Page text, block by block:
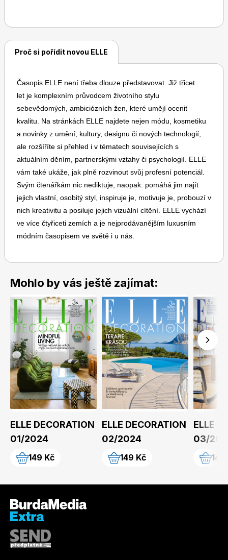
Dětské časopisy
Burda Best of
Burda Kids
Toprecepty.cz
Proč si pořídit novou ELLE
Časopis ELLE není třeba dlouze představovat. Již třicet
let je komplexním průvodcem životního stylu
sebevědomých, ambiciózních žen, které umějí ocenit
kvalitu. Na stránkách ELLE najdete nejen módu, kosmetiku
a novinky z umění, kultury, designu či nových technologií,
ale rozšíříte si přehled i v tématech souvisejících s
aktuálním děním, partnerskými vztahy či psychologií. ELLE
vám také ukáže, jak plně rozvinout svůj profesní potenciál.
Svým čtenářkám nic nediktuje, naopak: pomáhá jim najít
jejich vlastní, osobitý styl, inspiruje je, motivuje je, probouzí v
nich kreativitu a posiluje jejich vizuální cítění. ELLE vychází
ve více čtyřiceti zemích a je nejprodávanějším luxusním
módním časopisem ve světě i u nás.
Mohlo by vás ještě zajímat:
ELLE DECORATION
01/2024
149 Kč
ELLE DECORATION
02/2024
149 Kč
ELLE
03/
149